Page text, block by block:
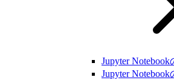
Jupyter
Jupyter